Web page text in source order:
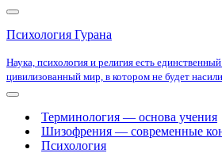
Меню
навигации
Психология Гурана
Наука, психология и религия есть
цивилизованный мир, в котором не будет
Меню
навигацииТерминология — основа учения
Шизофрения — современные
Психология